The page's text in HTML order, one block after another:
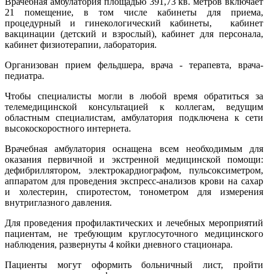
21 помещение, в том числе кабинеты для приема,
процедурный и гинекологический кабинеты, кабинет
вакцинации (детский и взрослый), кабинет для персонала,
кабинет физиотерапии, лаборатория.
Организован прием фельдшера, врача - терапевта, врача-
педиатра.
Чтобы специалисты могли в любой время обратиться за
телемедицинской консультацией к коллегам, ведущим
областным специалистам, амбулатория подключена к сети
высокоскоростного интернета.
Врачебная амбулатория оснащена всем необходимым для
оказания первичной и экстренной медицинской помощи:
дефибриллятором, электрокардиографом, пульсоксиметром,
аппаратом для проведения экспресс-анализов крови на сахар
и холестерин, спиротестом, тонометром для измерения
внутриглазного давления.
Для проведения профилактических и лечебных мероприятий
пациентам, не требующим круглосуточного медицинского
наблюдения, развернуты 4 койки дневного стационара.
Пациенты могут оформить больничный лист, пройти